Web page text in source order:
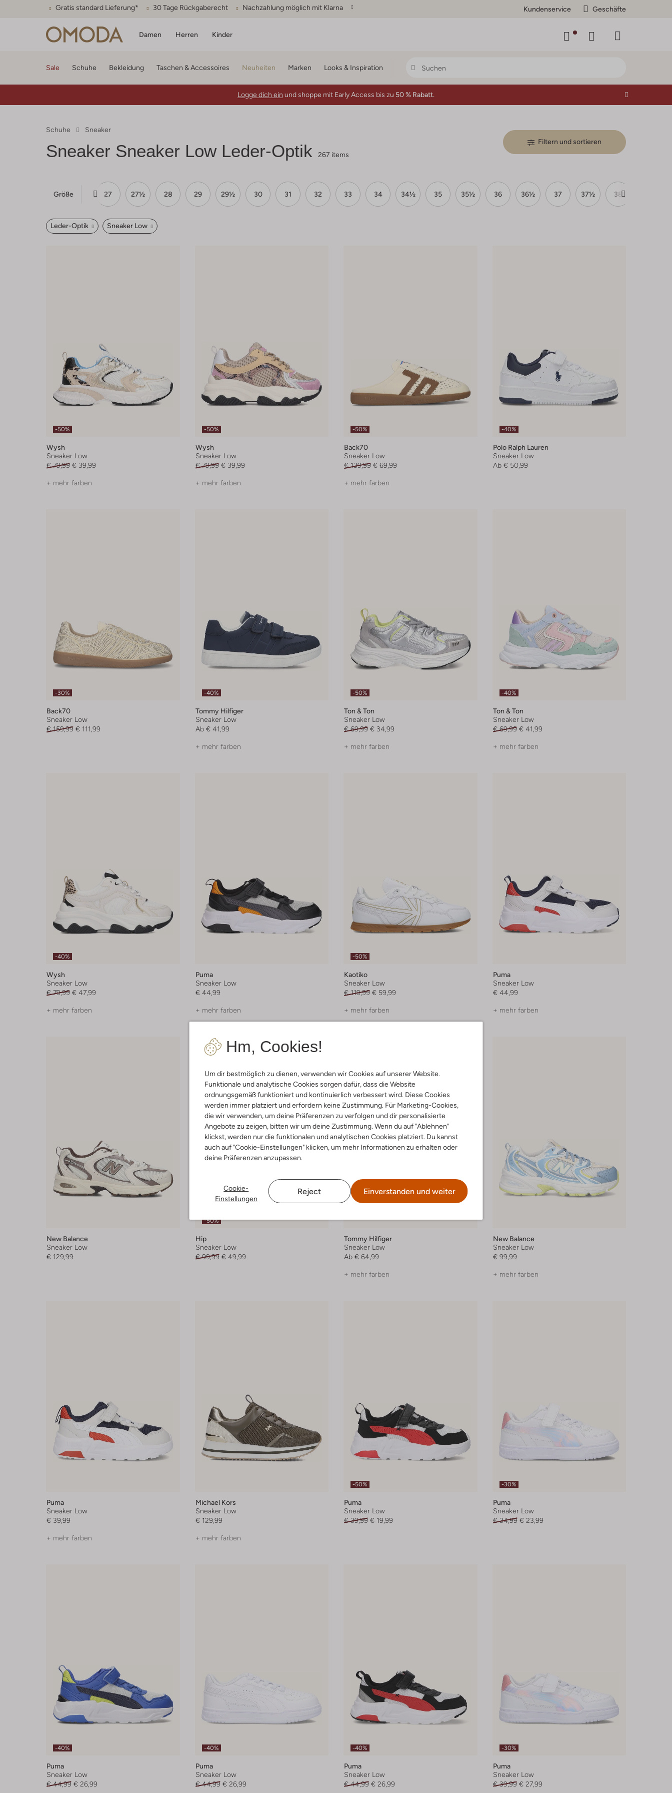
Gratis standard Lieferung* 30 Tage Rückgaberecht Nachzahlung möglich mit Klarna Kundenservice Geschäfte
Damen Herren Kinder
Hm, Cookies!
Um dir bestmöglich zu dienen, verwenden wir Cookies auf unserer Website.
Funktionale und analytische Cookies sorgen dafür, dass die Website
ordnungsgemäß funktioniert und kontinuierlich verbessert wird. Diese Cookies
werden immer platziert und erfordern keine Zustimmung. Für Marketing-Cookies,
die wir verwenden, um deine Präferenzen zu verfolgen und dir personalisierte
Angebote zu zeigen, bitten wir um deine Zustimmung. Wenn du auf "Ablehnen"
klickst, werden nur die funktionalen und analytischen Cookies platziert. Du kannst
auch auf "Cookie-Einstellungen" klicken, um mehr Informationen zu erhalten oder
deine Präferenzen anzupassen.
Cookie-
Einstellungen
Reject Einverstanden und weiter
Sale Schuhe Bekleidung Taschen & Accessoires Neuheiten Marken Looks & Inspiration
Logge dich ein und shoppe mit Early Access bis zu 50 % Rabatt.
Schuhe Sneaker
Sneaker Sneaker Low Leder-Optik 267 items
Filtern und sortieren
Größe 27 27½ 28 29 29½ 30 31 32 33 34 34½ 35 35½ 36 36½ 37 37½ 38
Leder-Optik Sneaker Low
-50%
Wysh
Sneaker Low
€ 79,99 € 39,99
+ mehr farben
-50%
Wysh
Sneaker Low
€ 79,99 € 39,99
+ mehr farben
-50%
Back70
Sneaker Low
€ 139,99 € 69,99
+ mehr farben
-40%
Polo Ralph Lauren
Sneaker Low
Ab € 50,99
-30%
Back70
Sneaker Low
€ 159,99 € 111,99
-40%
Tommy Hilfiger
Sneaker Low
Ab € 41,99
+ mehr farben
-50%
Ton & Ton
Sneaker Low
€ 69,99 € 34,99
+ mehr farben
-40%
Ton & Ton
Sneaker Low
€ 69,99 € 41,99
+ mehr farben
-40%
Wysh
Sneaker Low
€ 79,99 € 47,99
+ mehr farben
Puma
Sneaker Low
€ 44,99
+ mehr farben
-50%
Kaotiko
Sneaker Low
€ 119,99 € 59,99
+ mehr farben
Puma
Sneaker Low
€ 44,99
+ mehr farben
New Balance
Sneaker Low
€ 129,99
-50%
Hip
Sneaker Low
€ 99,99 € 49,99
Tommy Hilfiger
Sneaker Low
Ab € 64,99
+ mehr farben
New Balance
Sneaker Low
€ 99,99
+ mehr farben
Puma
Sneaker Low
€ 39,99
+ mehr farben
Michael Kors
Sneaker Low
€ 129,99
+ mehr farben
-50%
Puma
Sneaker Low
€ 39,99 € 19,99
-30%
Puma
Sneaker Low
€ 34,99 € 23,99
-40%
Puma
Sneaker Low
€ 44,99 € 26,99
-40%
Puma
Sneaker Low
€ 44,99 € 26,99
-40%
Puma
Sneaker Low
€ 44,99 € 26,99
-30%
Puma
Sneaker Low
€ 39,99 € 27,99